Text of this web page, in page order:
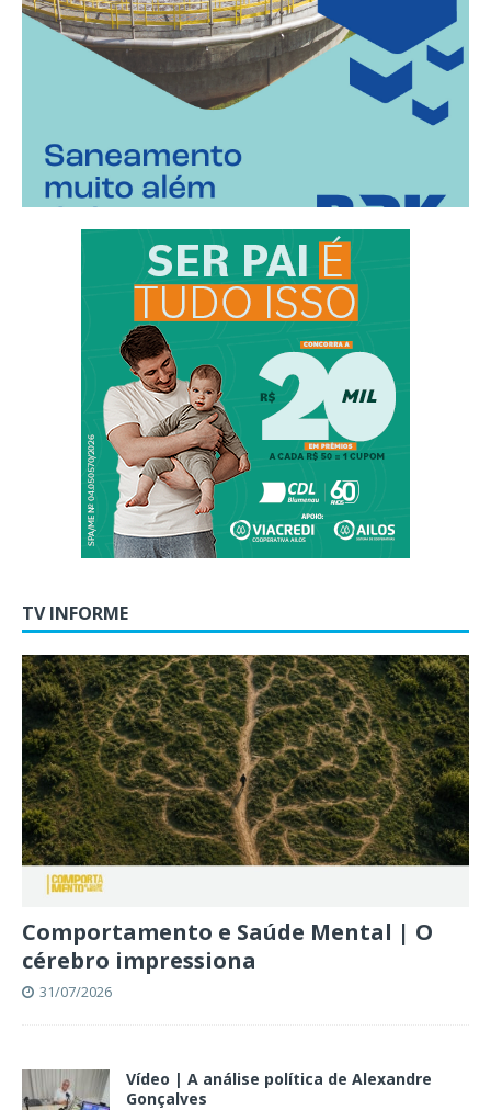
TV INFORME
Comportamento e Saúde Mental | O
cérebro impressiona
31/07/2026
Vídeo | A análise política de Alexandre
Gonçalves